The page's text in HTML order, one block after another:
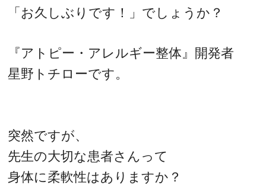
「お久しぶりです！」でしょうか？
『アトピー・アレルギー整体』開発者
星野トチローです。
突然ですが、
先生の大切な患者さんって
身体に柔軟性はありますか？